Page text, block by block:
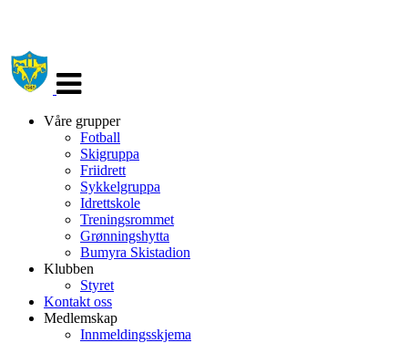
navigasjon
Våre grupper
Fotball
Skigruppa
Friidrett
Sykkelgruppa
Idrettskole
Treningsrommet
Grønningshytta
Bumyra Skistadion
Klubben
Styret
Kontakt oss
Medlemskap
Innmeldingsskjema